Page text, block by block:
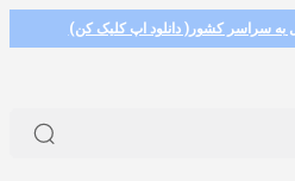
به سراسر کشور( دانلود اپ کلیک کن)